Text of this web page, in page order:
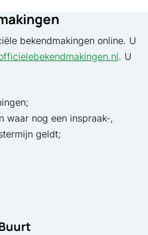
bekendmakingen online. U
. U
waar nog een inspraak-,
geldt;